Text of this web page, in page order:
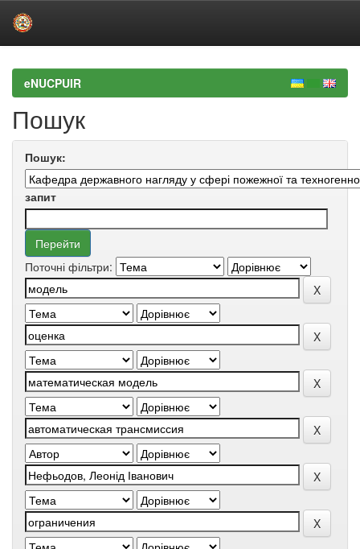
navigationeNUCPUIR
Пошук
Пошук:
запит
Поточні фільтри: